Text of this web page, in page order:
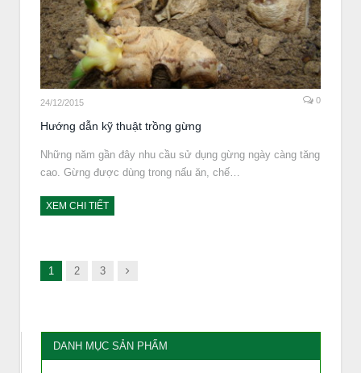
24/12/2015 0
Hướng dẫn kỹ thuật trồng gừng
Những năm gần đây nhu cầu sử dụng gừng ngày càng tăng
cao. Gừng được dùng trong nấu ăn, chế…
XEM CHI TIẾT
1 2 3 Next
DANH MỤC SẢN PHẨM